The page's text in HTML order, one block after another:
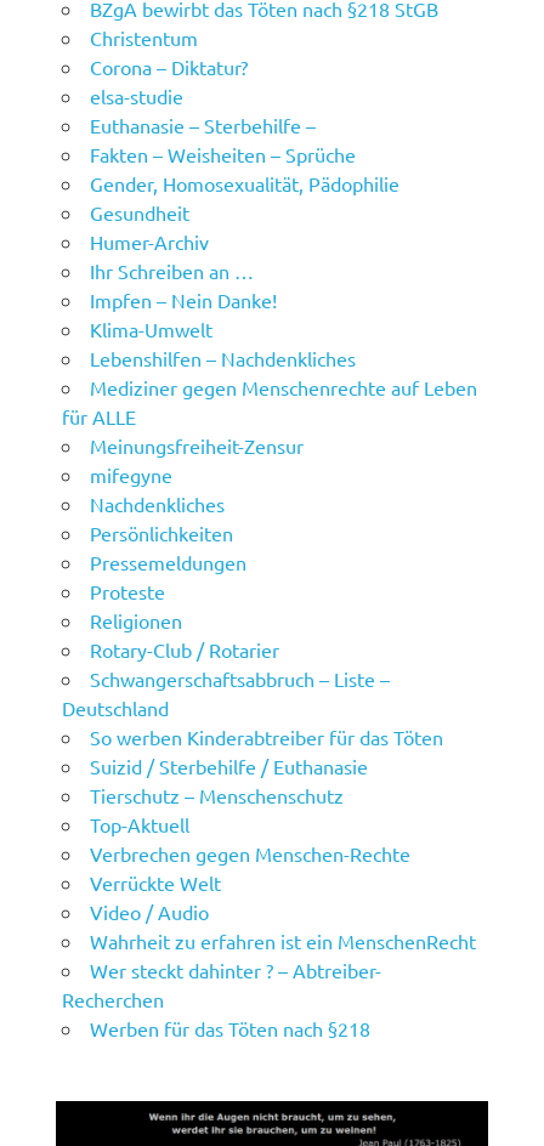
BZgA bewirbt das Töten nach §218 StGB
Christentum
Corona – Diktatur?
elsa-studie
Euthanasie – Sterbehilfe –
Fakten – Weisheiten – Sprüche
Gender, Homosexualität, Pädophilie
Gesundheit
Humer-Archiv
Ihr Schreiben an …
Impfen – Nein Danke!
Klima-Umwelt
Lebenshilfen – Nachdenkliches
Mediziner gegen Menschenrechte auf Leben
für ALLE
Meinungsfreiheit-Zensur
mifegyne
Nachdenkliches
Persönlichkeiten
Pressemeldungen
Proteste
Religionen
Rotary-Club / Rotarier
Schwangerschaftsabbruch – Liste –
Deutschland
So werben Kinderabtreiber für das Töten
Suizid / Sterbehilfe / Euthanasie
Tierschutz – Menschenschutz
Top-Aktuell
Verbrechen gegen Menschen-Rechte
Verrückte Welt
Video / Audio
Wahrheit zu erfahren ist ein MenschenRecht
Wer steckt dahinter ? – Abtreiber-
Recherchen
Werben für das Töten nach §218